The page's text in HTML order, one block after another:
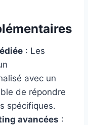
: Les
avec un
de répondre
spécifiques.
avancées :